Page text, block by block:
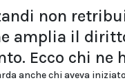
non
amplia il
Ecco chi ne
anche chi aveva